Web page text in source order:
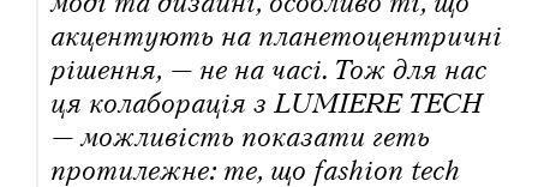
акцентують на планетоцентричні
рішення, — не на часі. Тож для нас
ця колаборація з LUMIERE TECH
— можливість показати геть
протилежне: те, що fashion tech